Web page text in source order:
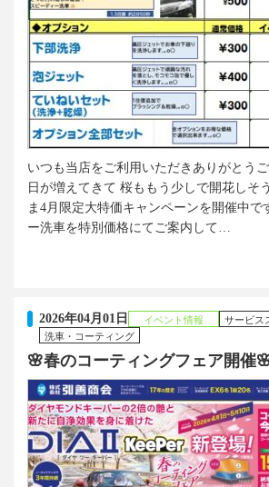
いつも当店をご利用いただきありがとう
日が増えてきて 桜ももう少しで開花しそ
ま4月限定大特価キャンペーンを開催中で
ー洗車を特別価格にてご案内して…
2026年04月01日 イベント情報
サービス
洗車・コーティング
🌸春のコーティングフェア開催